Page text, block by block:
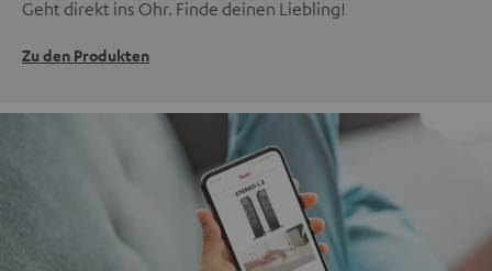
Geht direkt ins Ohr. Finde deinen Liebling!
Zu den Produkten